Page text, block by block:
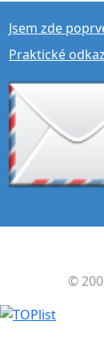
Jsem zde
Praktické
©